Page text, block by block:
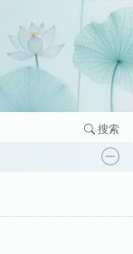
搜索